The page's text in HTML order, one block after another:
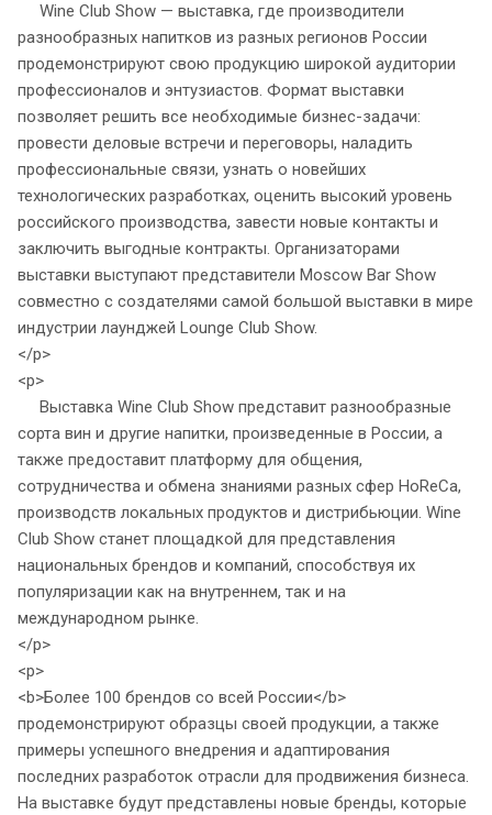
Wine Club Show — выставка, где производители
разнообразных напитков из разных регионов России
продемонстрируют свою продукцию широкой аудитории
профессионалов и энтузиастов. Формат выставки
позволяет решить все необходимые бизнес-задачи:
провести деловые встречи и переговоры, наладить
профессиональные связи, узнать о новейших
технологических разработках, оценить высокий уровень
российского производства, завести новые контакты и
заключить выгодные контракты. Организаторами
выставки выступают представители Moscow Bar Show
совместно с создателями самой большой выставки в мире
индустрии лаунджей Lounge Club Show.
</p>
<p>
Выставка Wine Club Show представит разнообразные
сорта вин и другие напитки, произведенные в России, а
также предоставит платформу для общения,
сотрудничества и обмена знаниями разных сфер HoReCa,
производств локальных продуктов и дистрибьюции. Wine
Club Show станет площадкой для представления
национальных брендов и компаний, способствуя их
популяризации как на внутреннем, так и на
международном рынке.
</p>
<p>
<b>Более 100 брендов со всей России</b>
продемонстрируют образцы своей продукции, а также
примеры успешного внедрения и адаптирования
последних разработок отрасли для продвижения бизнеса.
На выставке будут представлены новые бренды, которые